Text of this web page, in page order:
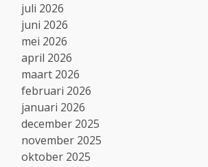
juli 2026
juni 2026
mei 2026
april 2026
maart 2026
februari 2026
januari 2026
december 2025
november 2025
oktober 2025